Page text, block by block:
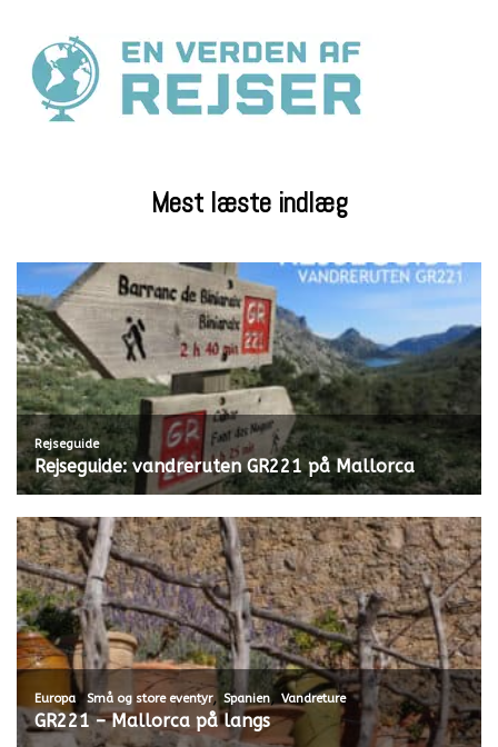
Mest læste indlæg
Rejseguide
Rejseguide: vandreruten GR221 på Mallorca
Europa , Små og store eventyr, Spanien Vandreture
GR221 – Mallorca på langs